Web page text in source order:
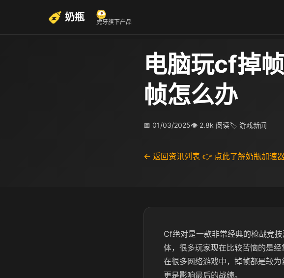
奶瓶 虎牙旗下产品
电脑玩cf掉
帧怎么办
📅 01/03/2025👁 2.8k 阅读🏷 游戏新闻
← 返回资讯列表 👉 点此了解奶瓶加速
Cf绝对是一款非常经典的枪战竞
体，很多玩家现在比较苦恼的是
在很多网络游戏中，掉帧都是较
更是影响最后的战绩。